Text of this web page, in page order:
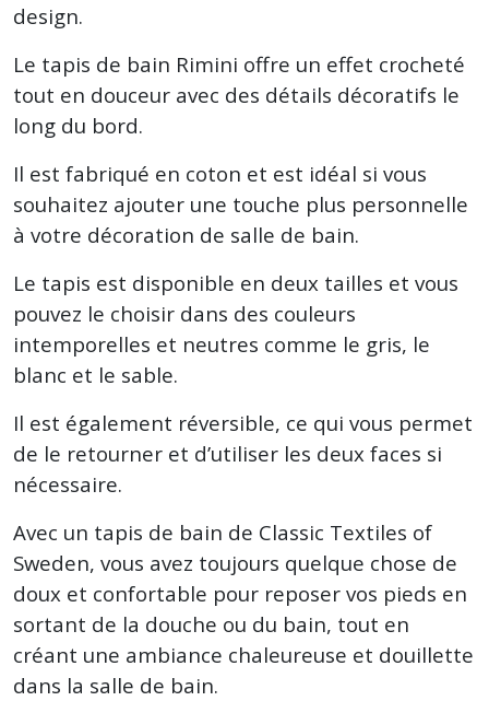
design.
Le tapis de bain Rimini offre un effet crocheté
tout en douceur avec des détails décoratifs le
long du bord.
Il est fabriqué en coton et est idéal si vous
souhaitez ajouter une touche plus personnelle
à votre décoration de salle de bain.
Le tapis est disponible en deux tailles et vous
pouvez le choisir dans des couleurs
intemporelles et neutres comme le gris, le
blanc et le sable.
Il est également réversible, ce qui vous permet
de le retourner et d’utiliser les deux faces si
nécessaire.
Avec un tapis de bain de Classic Textiles of
Sweden, vous avez toujours quelque chose de
doux et confortable pour reposer vos pieds en
sortant de la douche ou du bain, tout en
créant une ambiance chaleureuse et douillette
dans la salle de bain.